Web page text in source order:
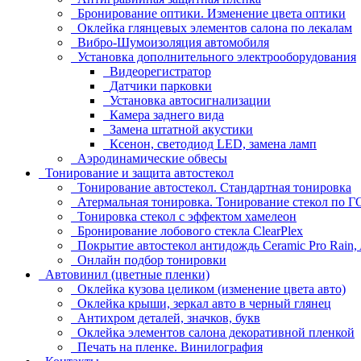
Бронирование оптики. Изменение цвета оптики
Оклейка глянцевых элементов салона по лекалам
Вибро-Шумоизоляция автомобиля
Установка дополнительного электрооборудования
Видеорегистратор
Датчики парковки
Установка автосигнализации
Камера заднего вида
Замена штатной акустики
Ксенон, светодиод LED, замена ламп
Аэродинамические обвесы
Тонирование и защита автостекол
Тонирование автостекол. Стандартная тонировка
Атермальная тонировка. Тонирование стекол по
Тонировка стекол с эффектом хамелеон
Бронирование лобового стекла ClearPlex
Покрытие автостекол антидождь Ceramic Pro Rain,
Онлайн подбор тонировки
Автовинил (цветные пленки)
Оклейка кузова целиком (изменение цвета авто)
Оклейка крыши, зеркал авто в черный глянец
Антихром деталей, значков, букв
Оклейка элементов салона декоративной пленкой
Печать на пленке. Винилография